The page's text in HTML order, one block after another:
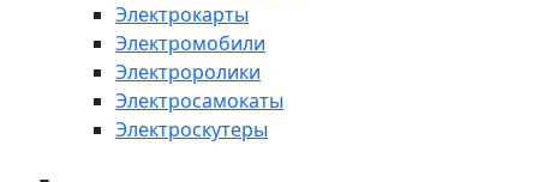
Электрокарты
Электромобили
Электроролики
Электросамокаты
Электроскутеры